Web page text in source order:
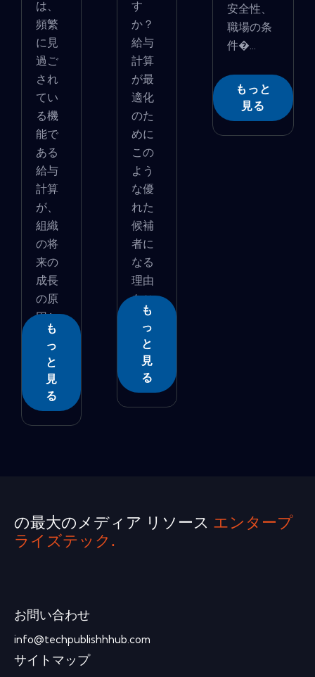
は、
頻繁
に見
過ご
され
てい
る機
能で
ある
給与
計算
が、
組織
の将
来の
成長
の原
因と
なる...
も
っ
と
見
る
す
か？
給与
計算
が最
適化
のた
めに
この
よう
な優
れた
候補
者に
なる
理由
をご
覧�...
も
っ
と
見
る
安全性、
職場の条
件�...
もっと
見る
の最大のメディア リソース エンタープ
ライズテック.
お問い合わせ
info@techpublishhhub.com
サイトマップ